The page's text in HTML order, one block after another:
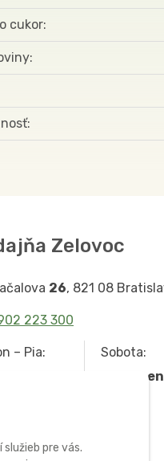
pre vás.
cukor
Zelovoc
26, 821 08
223 300
– Pia:
Sobota: